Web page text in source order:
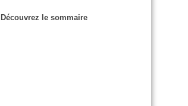
Découvrez le sommaire